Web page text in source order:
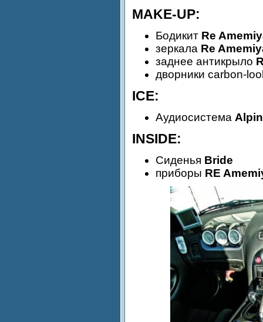
MAKE-UP:
Бодикит Re
зеркала Re
заднее антикрыло
дворники carbon-
ICE:
Аудиосистема
INSIDE:
Сиденья Bride
приборы RE